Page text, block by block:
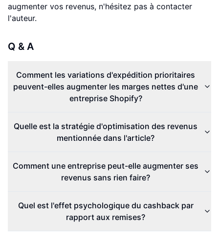
augmenter vos revenus, n'hésitez pas à contacter
l'auteur.
Q & A
Comment les variations d'expédition prioritaires
peuvent-elles augmenter les marges nettes d'une
entreprise Shopify?
Quelle est la stratégie d'optimisation des revenus
mentionnée dans l'article?
Comment une entreprise peut-elle augmenter ses
revenus sans rien faire?
Quel est l'effet psychologique du cashback par
rapport aux remises?